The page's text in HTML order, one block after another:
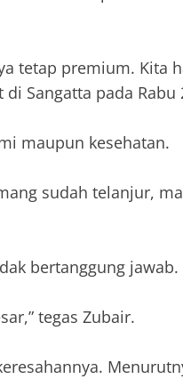
tetap premium. Kita
Sangatta pada Rabu
maupun kesehatan.
sudah telanjur,
bertanggung jawab.
tegas Zubair.